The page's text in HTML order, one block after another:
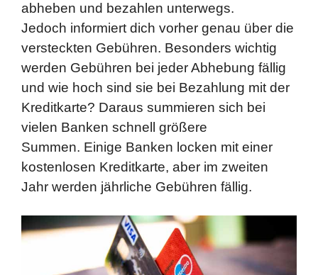
abheben und bezahlen unterwegs.
Jedoch informiert dich vorher genau über die
versteckten Gebühren. Besonders wichtig
werden Gebühren bei jeder Abhebung fällig
und wie hoch sind sie bei Bezahlung mit der
Kreditkarte? Daraus summieren sich bei
vielen Banken schnell größere
Summen. Einige Banken locken mit einer
kostenlosen Kreditkarte, aber im zweiten
Jahr werden jährliche Gebühren fällig.